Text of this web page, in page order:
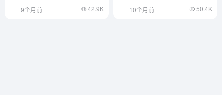
9个月前 42.9K 10个月前 50.4K